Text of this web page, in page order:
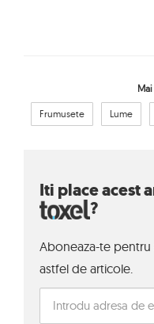
Frumusete Lume
Iti place acest
?
Aboneaza-te
astfel de articole.